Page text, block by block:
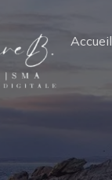
Accueil